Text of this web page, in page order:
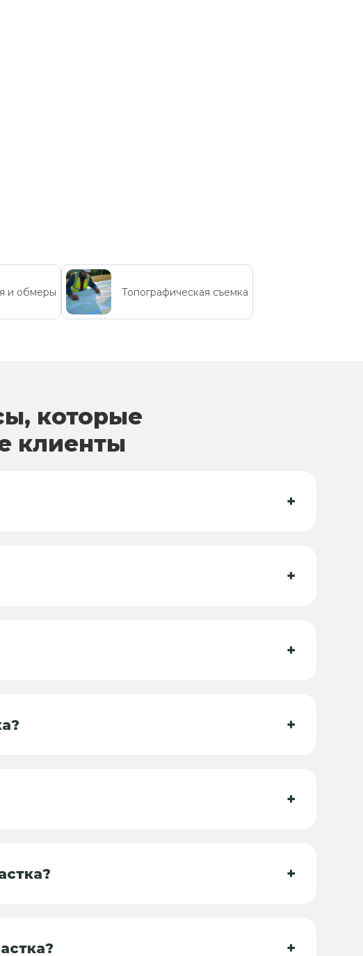
и обмеры Топографическая съемка
которые
клиенты
+
+
+
+
+
+
+